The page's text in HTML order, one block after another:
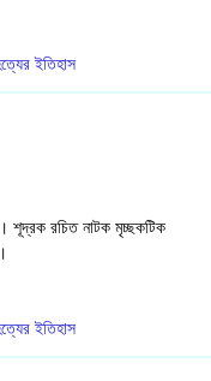
ইতিহাস
শূদ্রক রচিত নাটক মৃচ্ছকটিক
ইতিহাস